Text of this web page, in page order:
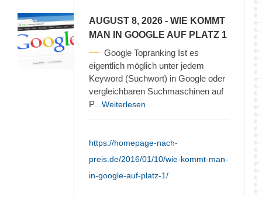
AUGUST 8, 2026 - WIE KOMMT
MAN IN GOOGLE AUF PLATZ 1
Google Topranking Ist es
eigentlich möglich unter jedem
Keyword (Suchwort) in Google oder
vergleichbaren Suchmaschinen auf
P ...Weiterlesen
https://homepage-nach-
preis.de/2016/01/10/wie-kommt-man-
in-google-auf-platz-1/